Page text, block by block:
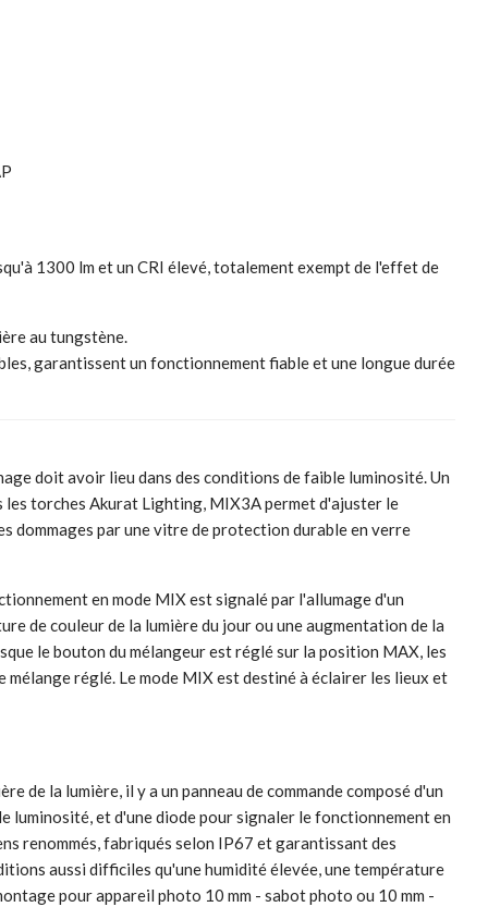
1300 lm et un CRI élevé, totalement exempt de l'effet de
au tungstène.
garantissent un fonctionnement fiable et une longue durée
doit avoir lieu dans des conditions de faible luminosité. Un
les torches Akurat Lighting, MIX3A permet d'ajuster le
dommages par une vitre de protection durable en verre
en mode MIX est signalé par l'allumage d'un
de couleur de la lumière du jour ou une augmentation de la
le bouton du mélangeur est réglé sur la position MAX, les
réglé. Le mode MIX est destiné à éclairer les lieux et
de la lumière, il y a un panneau de commande composé d'un
luminosité, et d'une diode pour signaler le fonctionnement en
renommés, fabriqués selon IP67 et garantissant des
aussi difficiles qu'une humidité élevée, une température
pour appareil photo 10 mm - sabot photo ou 10 mm -